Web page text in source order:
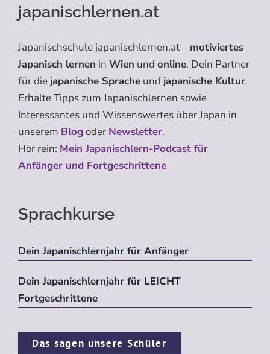
japanischlernen.at
Japanischschule japanischlernen.at – motiviertes
Japanisch lernen in Wien und online. Dein Partner
für die japanische Sprache und japanische Kultur.
Erhalte Tipps zum Japanischlernen sowie
Interessantes und Wissenswertes über Japan in
unserem Blogoder Newsletter.
Hör rein: Mein Japanischlern-Podcast für
Anfänger und Fortgeschrittene
Sprachkurse
Dein Japanischlernjahr für Anfänger
Dein Japanischlernjahr für LEICHT
Fortgeschrittene
Das sagen unsere Schüler